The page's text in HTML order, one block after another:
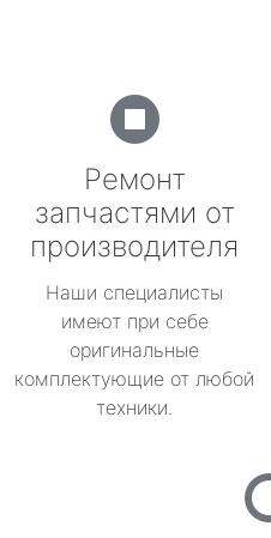
Ремонт
запчастями от
производителя
Наши специалисты
имеют при себе
оригинальные
комплектующие от любой
техники.